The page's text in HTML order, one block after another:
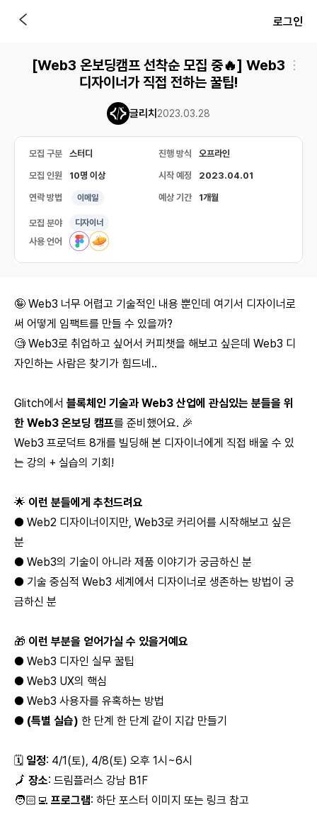
로그인
[Web3 온보딩캠프 선착순 모집 중🔥] Web3
디자이너가 직접 전하는 꿀팁!
글리치 2023.03.28
모집 구분 스터디 진행 방식 오프라인
모집 인원 10명 이상 시작 예정 2023.04.01
연락 방법 이메일 예상 기간 1개월
모집 분야 디자이너
사용 언어
🤪 Web3 너무 어렵고 기술적인 내용 뿐인데 여기서 디자이너로
써 어떻게 임팩트를 만들 수 있을까?
🧐 Web3로 취업하고 싶어서 커피챗을 해보고 싶은데 Web3 디
자인하는 사람은 찾기가 힘드네..
Glitch에서 블록체인 기술과 Web3 산업에 관심있는 분들을 위
한 Web3 온보딩 캠프를 준비했어요. 🎉
Web3 프로덕트 8개를 빌딩해 본 디자이너에게 직접 배울 수 있
는 강의 + 실습의 기회!
🌟 이런 분들에게 추천드려요
● Web2 디자이너이지만, Web3로 커리어를 시작해보고 싶은
분
● Web3의 기술이 아니라 제품 이야기가 궁금하신 분
● 기술 중심적 Web3 세계에서 디자이너로 생존하는 방법이 궁
금하신 분
🎁 이런 부분을 얻어가실 수 있을거예요
● Web3 디자인 실무 꿀팁
● Web3 UX의 핵심
● Web3 사용자를 유혹하는 방법
● (특별 실습) 한 단계 한 단계 같이 지갑 만들기
🗓️ 일정: 4/1(토), 4/8(토) 오후 1시~6시
🗾 장소: 드림플러스 강남 B1F
🧑🏻‍💻 프로그램: 하단 포스터 이미지 또는 링크 참고